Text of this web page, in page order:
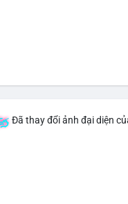
Đã thay đổi ảnh đại diện